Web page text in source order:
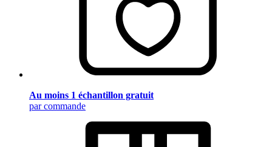
Au moins 1 échantillon gratuit
par commande